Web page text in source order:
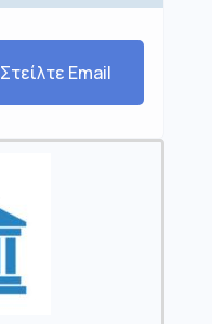
Στείλτε Email